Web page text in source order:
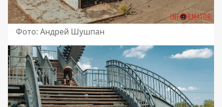
Фото: Андрей Шушпан